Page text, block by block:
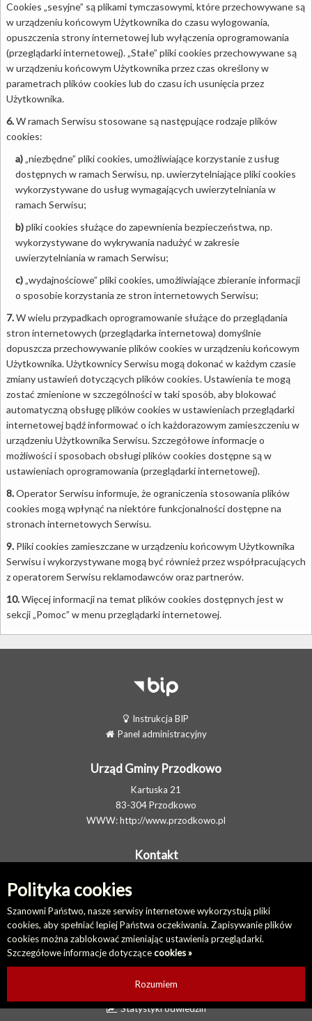
Polityka cookies
Szanowni Państwo, nasze serwisy internetowe wykorzystują pliki
cookies, aby spełniać lepiej Państwa oczekiwania. Zapisywanie plików
cookies można zablokować zmieniając ustawienia przeglądarki.
Szczegółowe informacje dotyczącecookies »
Rozumiem
Cookies „sesyjne” są plikami tymczasowymi, które przechowywane są
w urządzeniu końcowym Użytkownika do czasu wylogowania,
opuszczenia strony internetowej lub wyłączenia oprogramowania
(przeglądarki internetowej). „Stałe” pliki cookies przechowywane są
w urządzeniu końcowym Użytkownika przez czas określony w
parametrach plików cookies lub do czasu ich usunięcia przez
Użytkownika.
6.W ramach Serwisu stosowane są następujące rodzaje plików
cookies:
a)„niezbędne” pliki cookies, umożliwiające korzystanie z usług
dostępnych w ramach Serwisu, np. uwierzytelniające pliki cookies
wykorzystywane do usług wymagających uwierzytelniania w
ramach Serwisu;
b)pliki cookies służące do zapewnienia bezpieczeństwa, np.
wykorzystywane do wykrywania nadużyć w zakresie
uwierzytelniania w ramach Serwisu;
c)„wydajnościowe” pliki cookies, umożliwiające zbieranie informacji
o sposobie korzystania ze stron internetowych Serwisu;
7.W wielu przypadkach oprogramowanie służące do przeglądania
stron internetowych (przeglądarka internetowa) domyślnie
dopuszcza przechowywanie plików cookies w urządzeniu końcowym
Użytkownika. Użytkownicy Serwisu mogą dokonać w każdym czasie
zmiany ustawień dotyczących plików cookies. Ustawienia te mogą
zostać zmienione w szczególności w taki sposób, aby blokować
automatyczną obsługę plików cookies w ustawieniach przeglądarki
internetowej bądź informować o ich każdorazowym zamieszczeniu w
urządzeniu Użytkownika Serwisu. Szczegółowe informacje o
możliwości i sposobach obsługi plików cookies dostępne są w
ustawieniach oprogramowania (przeglądarki internetowej).
8.Operator Serwisu informuje, że ograniczenia stosowania plików
cookies mogą wpłynąć na niektóre funkcjonalności dostępne na
stronach internetowych Serwisu.
9. Pliki cookies zamieszczane w urządzeniu końcowym Użytkownika
Serwisu i wykorzystywane mogą być również przez współpracujących
z operatorem Serwisu reklamodawców oraz partnerów.
10.Więcej informacji na temat plików cookies dostępnych jest w
sekcji „Pomoc” w menu przeglądarki internetowej.
Instrukcja BIP
Panel administracyjny
Urząd Gminy Przodkowo
Kartuska 21
83-304 Przodkowo
WWW:http://www.przodkowo.pl
Kontakt
E-MAIL:
Elektroniczna Skrzynka Podawcza
Na skróty
Ostatnio dodane
Statystyki odwiedzin